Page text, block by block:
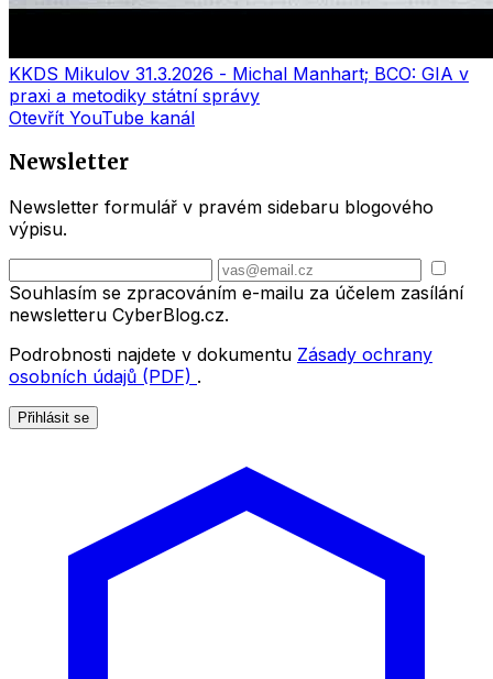
KKDS Mikulov 31.3.2026 - Michal Manhart; BCO: GIA v
praxi a metodiky státní správy
Otevřít YouTube kanál
Newsletter
Newsletter formulář v pravém sidebaru blogového
výpisu.
Souhlasím se zpracováním e-mailu za účelem zasílání
newsletteru CyberBlog.cz.
Podrobnosti najdete v dokumentu Zásady ochrany
osobních údajů (PDF) .
Přihlásit se